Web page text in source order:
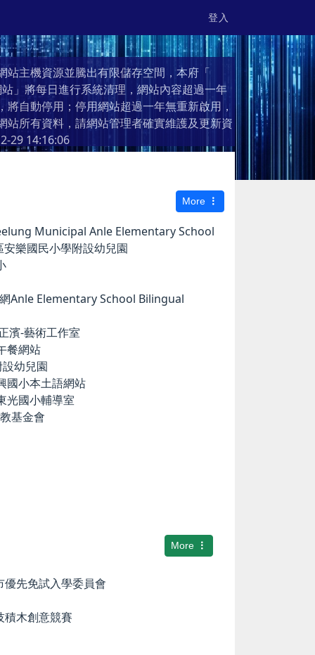
登入
站主機資源並騰出有限儲存空間，本府「
」將每日進行系統清理，網站內容超過一年
將自動停用；停用網站超過一年無重新啟用，
站所有資料，請網站管理者確實維護及更新資
29 14:16:06
More
Municipal Anle Elementary School
樂國民小學附設幼兒園
Anle Elementary School Bilingual
濱-藝術工作室
餐網站
幼兒園
國小本土語網站
光國小輔導室
基金會
More
先免試入學委員會
積木創意競賽